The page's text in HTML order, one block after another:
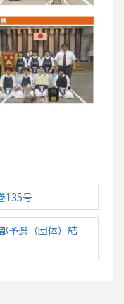
135号
予選（団体）結